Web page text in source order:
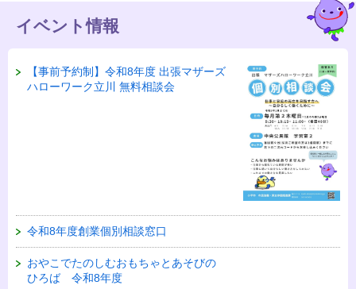
イベント情報
【事前予約制】令和8年度 出張マザーズ
ハローワーク立川 無料相談会
令和8年度創業個別相談窓口
おやこでたのしむおもちゃとあそびの
ひろば 令和8年度